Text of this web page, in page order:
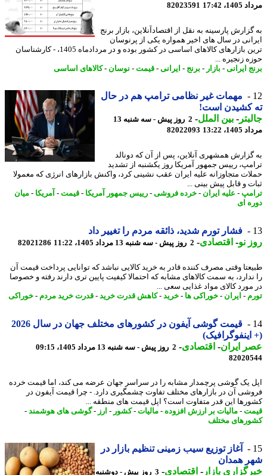
17:42
82023591
پارسینه به نقل از اقتصادآنلاین، بازار برنج
در سال های اخیر همواره یکی از پرنوسان
ترین بازارهای کالاهای اساسی در کشور بوده و در مردادماه 1405، - کارشناسان
زنجیره ...
ایرانی- بازار - برنج - ایرانی- قیمت-نوسان-کالاهای اساسی
مهمات غیر نظامی ترامپ هم در حال
کشیدن است!
-بین الملل-
2 روز پیش - سه شنبه 13
13:22
82022093
همشهری آنلاین، پس از آن که دونالد
رییس جمهور آمریکا روز یکشنبه از تشدید
متجاوزانه علیه ایران عقب نشینی کرد، واکنش بازارهای انرژی که معمولا
و قابل پیش بینی ...
-علیه ایران - خرده فروشی-رییس جمهور آمریکا- قیمت-آمریکا- میان
ای
فشار تورم شدید، ذائقه مردم را تغییر داد
نو- اقتصادی-2 روز پیش - سه شنبه 13 مرداد 1405، 11:22 82021286
وقتی مصرف کننده قادر به خرید کالایی نباشد که توانایی پرداخت قیمت آن
به سمت کالاهای مشابه که احتمالا کیفیت پایین تری دارند رفته و خصوصا
کالای مواد غذایی سعی ...
-ایران - خوراکی ها- خرید- کاهش قدرت خرید- قدرت خرید مردم- خوراکی
قیمت گوشی آیفون در کشورهای مختلف جهان در سال 2026
ایران- اقتصادی-2 روز پیش - سه شنبه 13 مرداد 1405، 09:15
یک گوشی پرچمدار مشابه را در سراسر جهان عرضه می کند، اما قیمت خرده
آن در بازارهای مختلف تفاوت چشمگیری دارد. - چرا قیمت آیفون در
این قدر متفاوت است؟ اپل قیمت های منطقه ...
-مالیات بر ارزش افزوده-مالیات-کشور-ارز - گوشی های هوشمند-
مختلف
آغاز توزیع سیب زمینی تنظیم بازار در
همدان
بازار- اقتصادی- 3 روز پیش - دوشنبه